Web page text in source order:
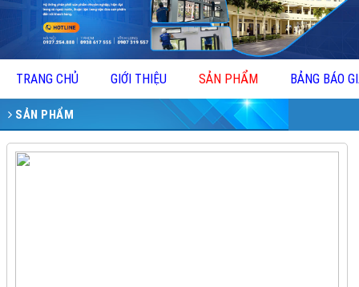
TRANG CHỦ GIỚI THIỆU SẢN PHẨM BẢNG BÁO
SẢN PHẨM